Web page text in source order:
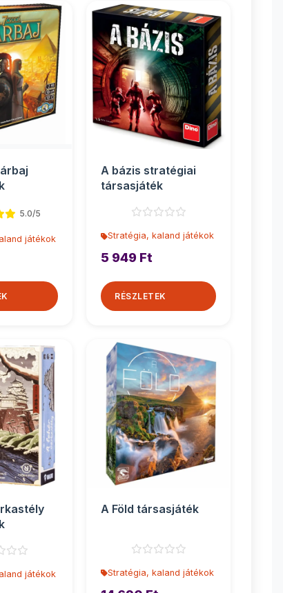
5.0/5
játékok
A bázis stratégiai
társasjáték
Stratégia, kaland játékok
5 949 Ft
RÉSZLETEK
játékok
A Föld társasjáték
Stratégia, kaland játékok